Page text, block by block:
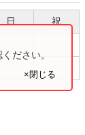
日 祝
ださい。
×閉じる